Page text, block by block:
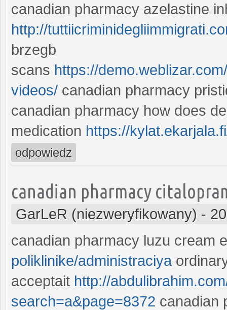
canadian pharmacy azelastine
http://
brzegb
scans https://
videos/ canadian pharmacy
canadian pharmacy how does
medication https://
odpowiedz
canadian pharmacy
GarLeR (niezweryfikowany) -
canadian pharmacy luzu cream
poliklinike/administraciya
acceptait http://
search=a&page=8372 canadian